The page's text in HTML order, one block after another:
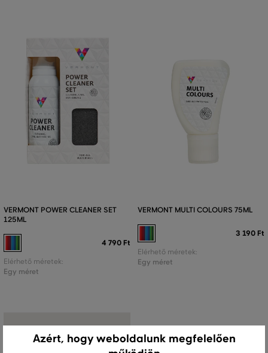
VERMONT POWER CLEANER SET
125ML
4 790 Ft
Elérhető méretek:
Egy méret
VERMONT MULTI COLOURS 75ML
3 190 Ft
Elérhető méretek:
Egy méret
Azért, hogy weboldalunk megfelelően